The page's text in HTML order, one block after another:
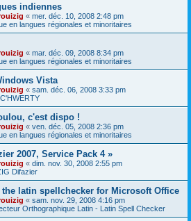
indiennes
« mer. déc. 10, 2008 2:48 pm
en langues régionales et minoritaires
« mar. déc. 09, 2008 8:34 pm
en langues régionales et minoritaires
Vista
« sam. déc. 06, 2008 3:33 pm
c'est dispo !
« ven. déc. 05, 2008 2:36 pm
en langues régionales et minoritaires
2007, Service Pack 4 »
« dim. nov. 30, 2008 2:55 pm
Difazier
the latin spellchecker for Microsoft Office
« sam. nov. 29, 2008 4:16 pm
Orthographique Latin - Latin Spell Checker